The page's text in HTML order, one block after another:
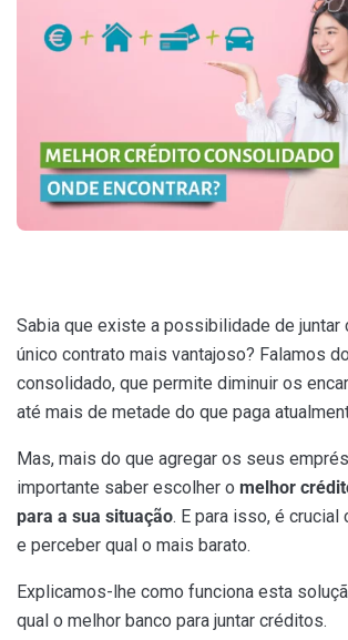
Sabia que existe a possibilidade de juntar
único contrato mais vantajoso? Falamos
consolidado, que permite diminuir os
até mais de metade do que paga
Mas, mais do que agregar os seus
importante saber escolher o melhor
para a sua situação. E para isso, é crucial
e perceber qual o mais barato.
Explicamos-lhe como funciona esta
qual o melhor banco para juntar créditos.